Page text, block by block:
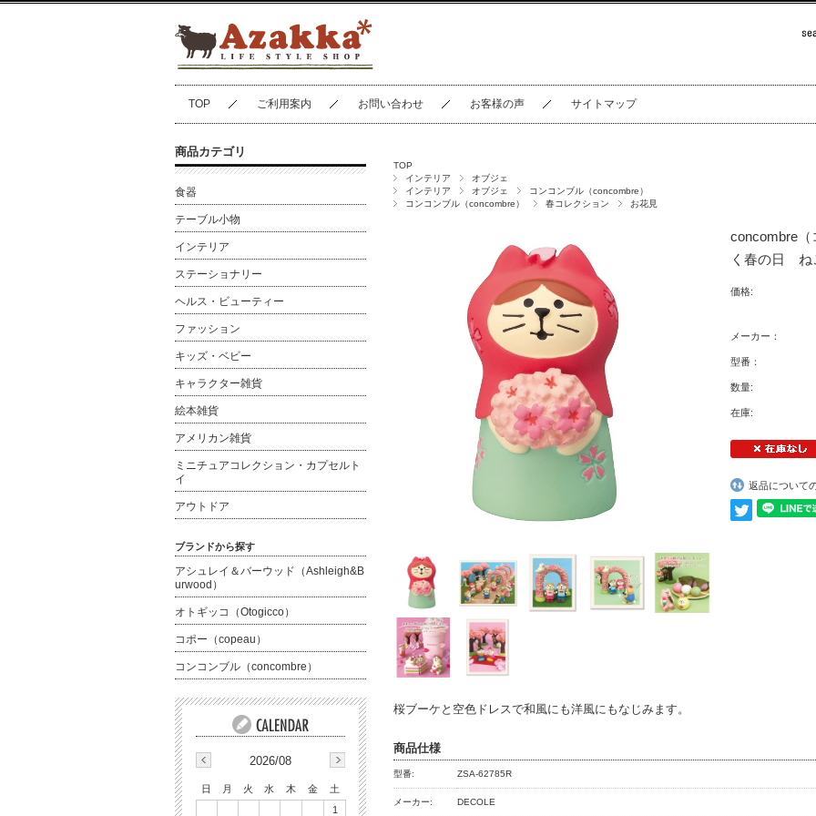
TOP ご利用案内 お問い合わせ お客様の声 サイトマップ
TOP
インテリア
オブジェ
インテリア
オブジェ
コンコンブル（concombre）
コンコンブル（concombre）
春コレクション お花見
concombre
く春の日
価格:
メーカー：
型番：
数量:
在庫:
返品について
桜ブーケと空色ドレスで和風にも洋風にもなじみます。
商品仕様
型番: ZSA-62785R
メーカー: DECOLE
商品カテゴリ
食器
テーブル小物
インテリア
ステーショナリー
ヘルス・ビューティー
ファッション
キッズ・ベビー
キャラクター雑貨
絵本雑貨
アメリカン雑貨
ミニチュアコレクション・カプセルト
イ
アウトドア
ブランドから探す
アシュレイ＆バーウッド（Ashleigh&B
urwood）
オトギッコ（Otogicco）
コポー（copeau）
コンコンブル（concombre）
2026/08
日 月 火 水 木 金
土
1